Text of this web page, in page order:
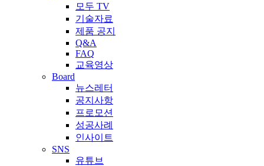
모두 TV
기술자료
제품 공지
Q&A
FAQ
교육영상
Board
뉴스레터
공지사항
프로모션
성공사례
인사이트
SNS
유튜브